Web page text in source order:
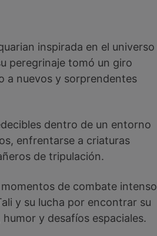
inspirada en el universo
peregrinaje tomó un giro
a nuevos y sorprendentes
dentro de un entorno
enfrentarse a criaturas
de tripulación.
de combate intenso
y su lucha por encontrar su
y desafíos espaciales.